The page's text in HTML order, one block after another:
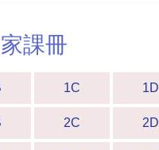
家課冊
1C 1D
2C 2D